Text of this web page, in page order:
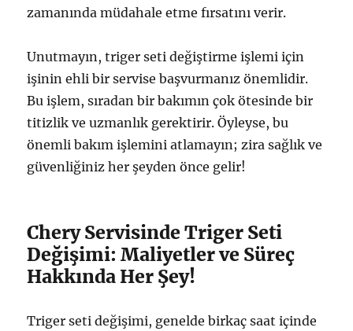
zamanında müdahale etme fırsatını verir.
Unutmayın, triger seti değiştirme işlemi için
işinin ehli bir servise başvurmanız önemlidir.
Bu işlem, sıradan bir bakımın çok ötesinde bir
titizlik ve uzmanlık gerektirir. Öyleyse, bu
önemli bakım işlemini atlamayın; zira sağlık ve
güvenliğiniz her şeyden önce gelir!
Chery Servisinde Triger Seti
Değişimi: Maliyetler ve Süreç
Hakkında Her Şey!
Triger seti değişimi, genelde birkaç saat içinde